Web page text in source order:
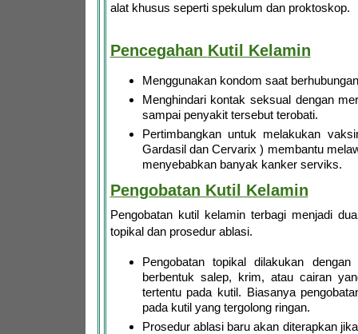
alat khusus seperti spekulum dan proktoskop.
Pencegahan Kutil Kelamin
Menggunakan kondom saat
Menghindari kontak seksual dengan
sampai penyakit tersebut terobati.
Pertimbangkan untuk melakukan
Gardasil dan Cervarix ) membantu
menyebabkan banyak kanker serviks.
Pengobatan Kutil Kelamin
Pengobatan kutil kelamin terbagi menjadi
topikal dan prosedur ablasi.
Pengobatan topikal dilakukan dengan
berbentuk salep, krim, atau cairan
tertentu pada kutil. Biasanya
pada kutil yang tergolong ringan.
Prosedur ablasi baru akan diterapkan